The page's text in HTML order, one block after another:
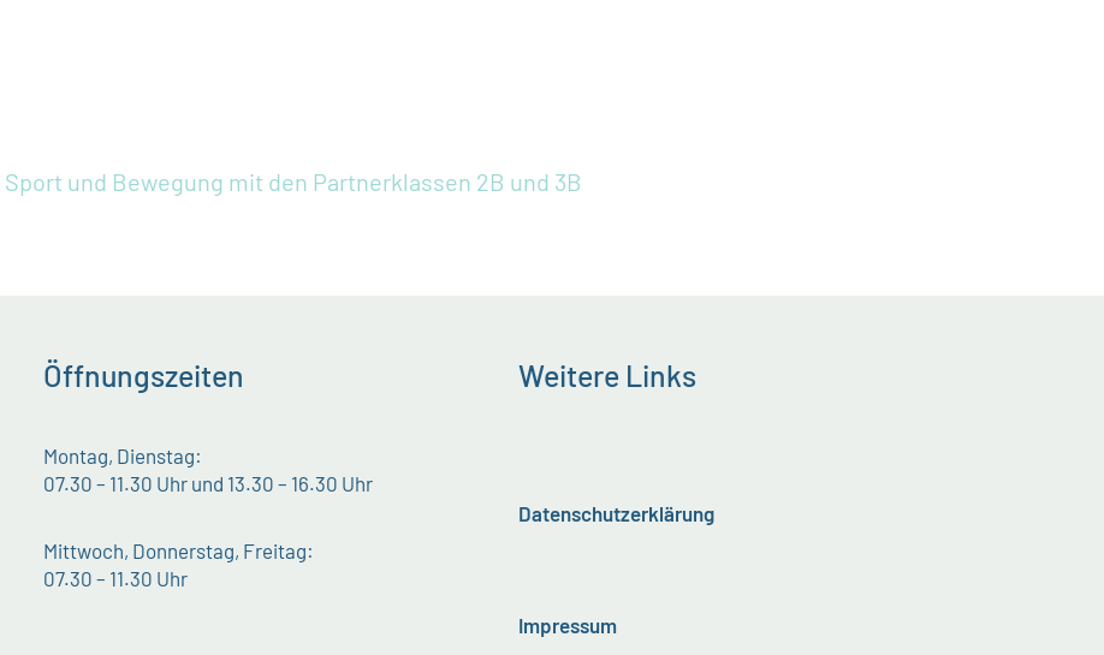
Sport und Bewegung mit den Partnerklassen 2B und 3B
Öffnungszeiten
Montag, Dienstag:
07.30 – 11.30 Uhr und 13.30 – 16.30 Uhr
Mittwoch, Donnerstag, Freitag:
07.30 – 11.30 Uhr
Weitere Links
Datenschutzerklärung
Impressum